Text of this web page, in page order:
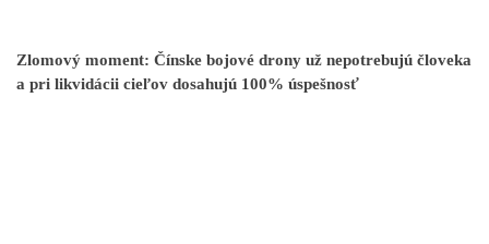
Zlomový moment: Čínske bojové drony už nepotrebujú človeka
a pri likvidácii cieľov dosahujú 100% úspešnosť